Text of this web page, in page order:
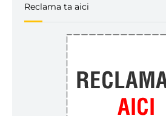
Reclama ta aici